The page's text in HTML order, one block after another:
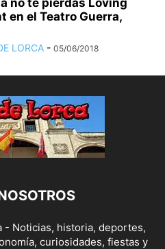
no te pierdas Loving
en el Teatro Guerra,
LORCA - 05/06/2018
- Noticias, historia, deportes,
curiosidades, fiestas y